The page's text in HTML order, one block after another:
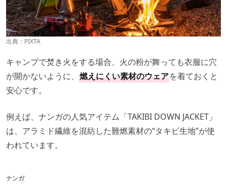
出典：PIXTA
キャンプで焚き火をする場合、火の粉が舞っても衣服に穴
が開かないように、 燃えにくい素材のウェアを着ておくと
安心です。
例えば、ナンガの人気アイテム「TAKIBI DOWN JACKET」
は、アラミド繊維を混紡した難燃素材の“タキビ生地”が使
われています。
ナンガ